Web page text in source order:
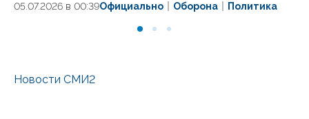
05.07.2026 в 00:39Официально Оборона Политика
Новости СМИ2